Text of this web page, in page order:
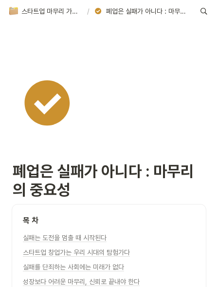
스타트업 마무리 가이드북 | 창업의 끝, 다음을 위한 안내서 / 폐업은 실패가 아니다 : 마무리의 중요성
폐업은 실패가 아니다 : 마무리
의 중요성
목 차
실패는 도전을 멈출 때 시작된다
스타트업 창업가는 우리 시대의 탐험가다
실패를 단죄하는 사회에는 미래가 없다
성장보다 어려운 마무리, 신뢰로 끝내야 한다